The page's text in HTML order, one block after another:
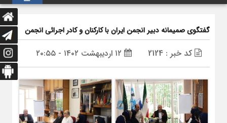
گفتگوی صمیمانه دبیر انجمن ایران با کارکنان و کادر اجرائی انجمن
کد خبر : 2124